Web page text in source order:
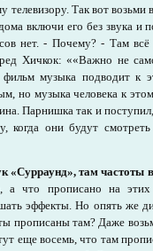
Так вот возьми
включи его без звука
нет. - Почему? - Там всё
Хичкок: ««Важно не
музыка подводит к
но музыка человека к
Парнишка так и
когда они будут
«Сурраунд», там частоты
, а что прописано на этих
эффекты. Но опять же
прописаны там? Даже
еще восемь, что там